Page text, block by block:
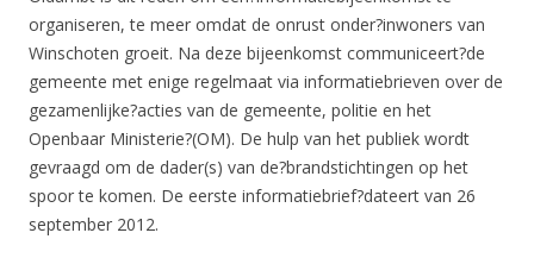
organiseren, te meer omdat de onrust onder?inwoners van
Winschoten groeit. Na deze bijeenkomst communiceert?de
gemeente met enige regelmaat via informatiebrieven over de
gezamenlijke?acties van de gemeente, politie en het
Openbaar Ministerie?(OM). De hulp van het publiek wordt
gevraagd om de dader(s) van de?brandstichtingen op het
spoor te komen. De eerste informatiebrief?dateert van 26
september 2012.